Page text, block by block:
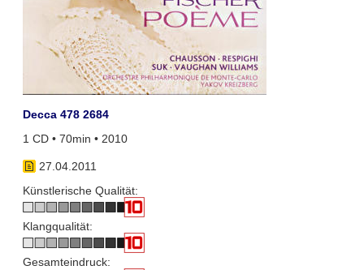
Decca 478 2684
1 CD • 70min • 2010
27.04.2011
Künstlerische Qualität:
Klangqualität:
Gesamteindruck: